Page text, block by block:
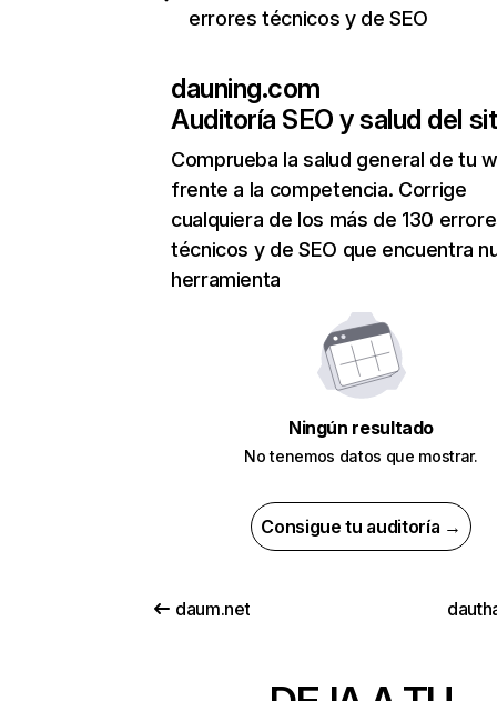
errores técnicos y de SEO
dauning.com
Auditoría SEO y salud del
Comprueba la salud general de tu
frente a la competencia. Corrige
cualquiera de los más de 130
técnicos y de SEO que encuentra
herramienta
Ningún resultado
No tenemos datos que mostrar.
Consigue tu auditoría →
daum.net